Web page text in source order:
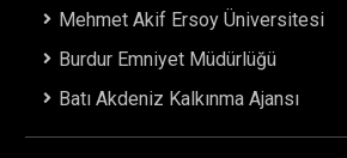
Mehmet Akif Ersoy Üniversitesi
Burdur Emniyet Müdürlüğü
Batı Akdeniz Kalkınma Ajansı